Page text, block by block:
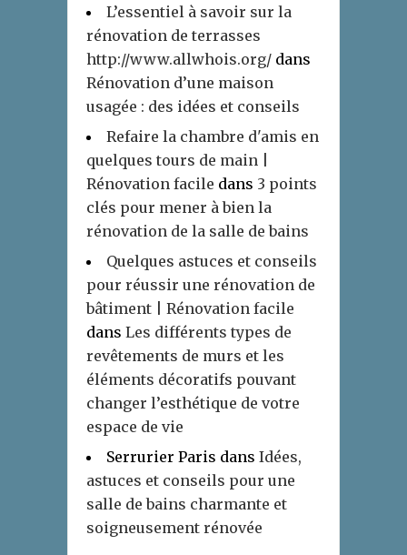
L’essentiel à savoir sur la
rénovation de terrasses
http://www.allwhois.org/ dans
Rénovation d’une maison
usagée : des idées et conseils
Refaire la chambre d'amis en
quelques tours de main |
Rénovation facile dans 3 points
clés pour mener à bien la
rénovation de la salle de bains
Quelques astuces et conseils
pour réussir une rénovation de
bâtiment | Rénovation facile
dans Les différents types de
revêtements de murs et les
éléments décoratifs pouvant
changer l’esthétique de votre
espace de vie
Serrurier Paris dans Idées,
astuces et conseils pour une
salle de bains charmante et
soigneusement rénovée